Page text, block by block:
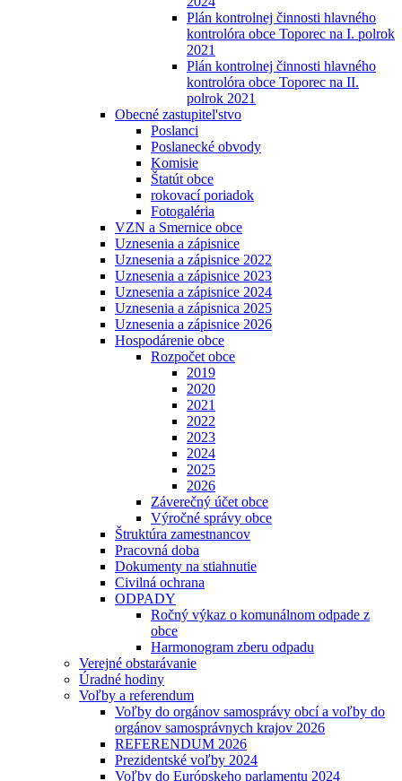
Plán kontrolnej činnosti hlavného
kontrolóra obce Toporec na I. polrok
2021
Plán kontrolnej činnosti hlavného
kontrolóra obce Toporec na II.
polrok 2021
Obecné zastupitel'stvo
Poslanci
Poslanecké obvody
Komisie
Štatút obce
rokovací poriadok
Fotogaléria
VZN a Smernice obce
Uznesenia a zápisnice
Uznesenia a zápisnice 2022
Uznesenia a zápisnice 2023
Uznesenia a zápisnice 2024
Uznesenia a zápisnica 2025
Uznesenia a zápisnice 2026
Hospodárenie obce
Rozpočet obce
2019
2020
2021
2022
2023
2024
2025
2026
Záverečný účet obce
Výročné správy obce
Štruktúra zamestnancov
Pracovná doba
Dokumenty na stiahnutie
Civilná ochrana
ODPADY
Ročný výkaz o komunálnom odpade z
obce
Harmonogram zberu odpadu
Verejné obstarávanie
Úradné hodiny
Voľby a referendum
Voľby do orgánov samosprávy obcí a voľby do
orgánov samosprávnych krajov 2026
REFERENDUM 2026
Prezidentské voľby 2024
Voľby do Európskeho parlamentu 2024